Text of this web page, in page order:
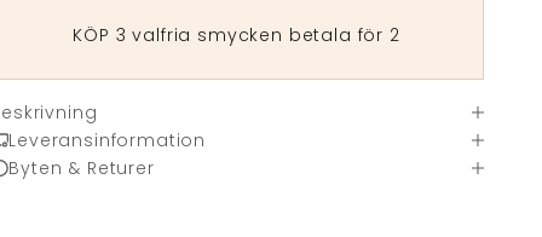
KÖP 3 valfria smycken betala för 2
Leveransinformation
Byten & Returer